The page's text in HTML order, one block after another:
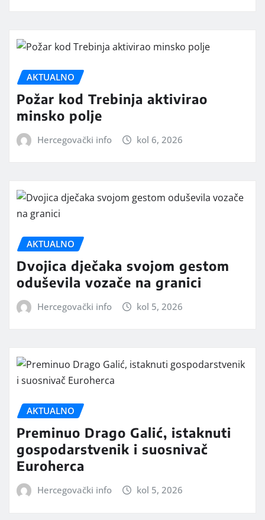
AKTUALNO
Požar kod Trebinja aktivirao
minsko polje
Hercegovački info kol 6, 2026
AKTUALNO
Dvojica dječaka svojom gestom
oduševila vozače na granici
Hercegovački info kol 5, 2026
AKTUALNO
Preminuo Drago Galić, istaknuti
gospodarstvenik i suosnivač
Euroherca
Hercegovački info kol 5, 2026